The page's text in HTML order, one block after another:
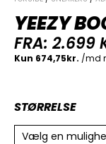
YEEZY
FRA: 2.699
STØRRELSE
Vælg en